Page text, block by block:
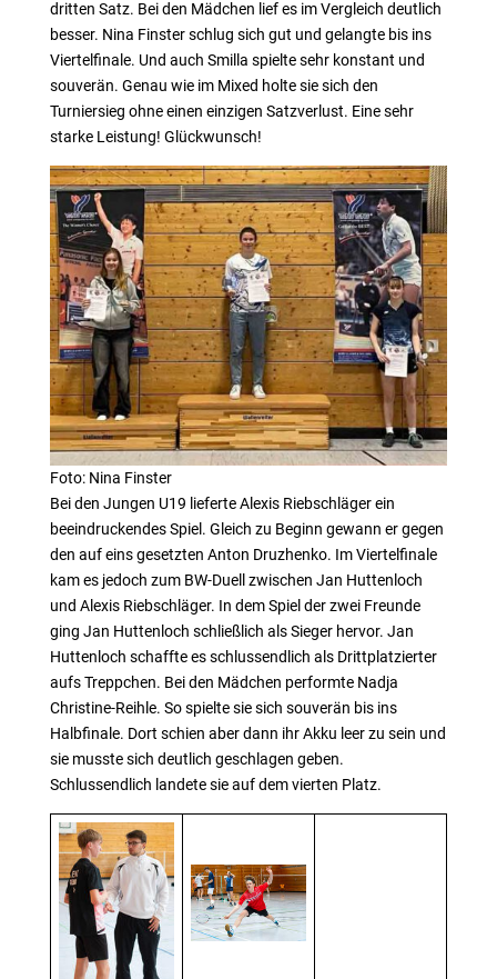
dritten Satz. Bei den Mädchen lief es im Vergleich deutlich
besser. Nina Finster schlug sich gut und gelangte bis ins
Viertelfinale. Und auch Smilla spielte sehr konstant und
souverän. Genau wie im Mixed holte sie sich den
Turniersieg ohne einen einzigen Satzverlust. Eine sehr
starke Leistung! Glückwunsch!
Foto: Nina Finster
Bei den Jungen U19 lieferte Alexis Riebschläger ein
beeindruckendes Spiel. Gleich zu Beginn gewann er gegen
den auf eins gesetzten Anton Druzhenko. Im Viertelfinale
kam es jedoch zum BW-Duell zwischen Jan Huttenloch
und Alexis Riebschläger. In dem Spiel der zwei Freunde
ging Jan Huttenloch schließlich als Sieger hervor. Jan
Huttenloch schaffte es schlussendlich als Drittplatzierter
aufs Treppchen. Bei den Mädchen performte Nadja
Christine-Reihle. So spielte sie sich souverän bis ins
Halbfinale. Dort schien aber dann ihr Akku leer zu sein und
sie musste sich deutlich geschlagen geben.
Schlussendlich landete sie auf dem vierten Platz.